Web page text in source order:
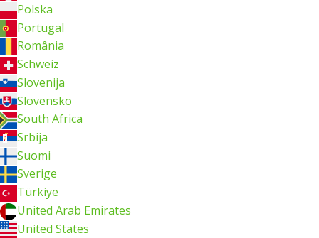
Polska
Portugal
România
Schweiz
Slovenija
Slovensko
South Africa
Srbija
Suomi
Sverige
Türkiye
United Arab Emirates
United States